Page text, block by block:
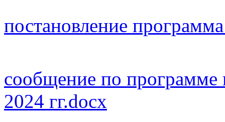
постановление
сообщение по программе
2024 гг.docx